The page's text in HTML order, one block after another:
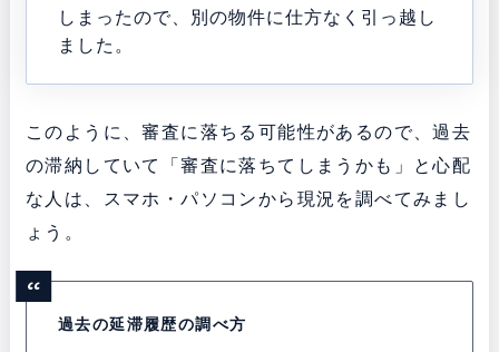
しまったので、別の物件に仕方なく引っ越し
ました。
このように、審査に落ちる可能性があるので、過去
の滞納していて「審査に落ちてしまうかも」と心配
な人は、スマホ・パソコンから現況を調べてみまし
ょう。
過去の延滞履歴の調べ方